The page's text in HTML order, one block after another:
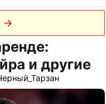
и другие